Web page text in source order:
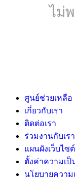
ไม่
ศูนย์ช่วยเหลือ
เกี่ยวกับเรา
ติดต่อเรา
ร่วมงานกับเรา
แผนผังเว็บไซต์
ตั้งค่าความเป็
นโยบายความ